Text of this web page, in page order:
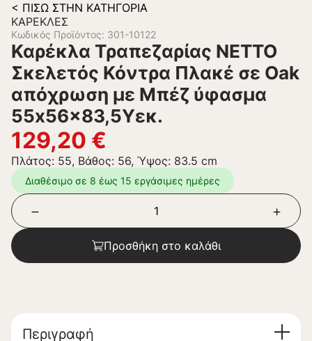
< ΠΊΣΩ ΣΤΗΝ ΚΑΤΗΓΟΡΊΑ
ΚΑΡΈΚΛΕΣ
Κωδικός Προϊόντος: 301-10122
Καρέκλα Τραπεζαρίας NETTO
Σκελετός Κόντρα Πλακέ σε Oak
απόχρωση με Μπέζ ύφασμα
55x56x83,5Υεκ.
129,20 €
Πλάτος: 55, Βάθος: 56, Ύψος: 83.5 cm
Διαθέσιμο σε 8 έως 15 εργάσιμες ημέρες
Προσθήκη στο καλάθι
Περιγραφή